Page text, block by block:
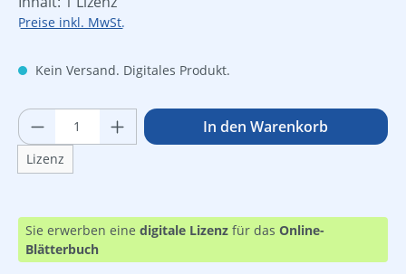
Preise inkl. MwSt.
Kein Versand. Digitales Produkt.
Produkt Anzahl: Gib den gewünschten
Lizenz
In den Warenkorb
Sie erwerben eine digitale Lizenz für das Online-
Blätterbuch